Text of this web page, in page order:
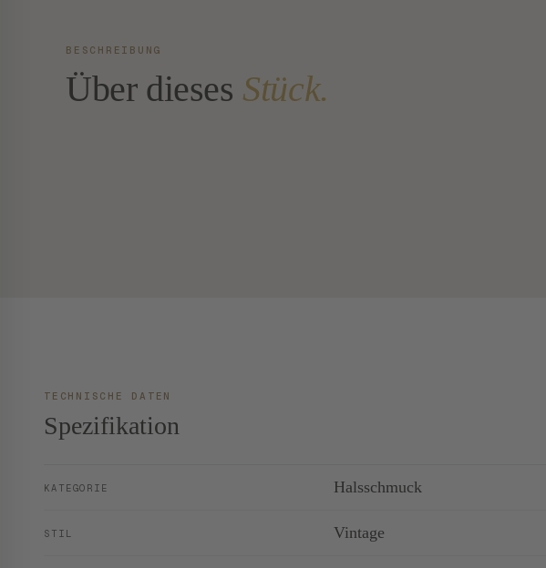
BESCHREIBUNG
Über dieses Stück.
TECHNISCHE DATEN
Spezifikation
KATEGORIE Halsschmuck
STIL Vintage